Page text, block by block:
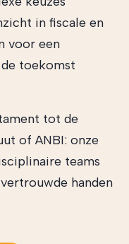
in fiscale en
voor een
toekomst
tot de
of ANBI: onze
teams
handen